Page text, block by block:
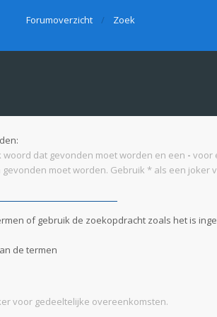
Forumoverzicht Zoek
woord dat gevonden moet worden en een - voor
moet worden. Gebruik * als een joker
of gebruik de zoekopdracht zoals het is
de termen
voor gedeeltelijke overeenkomsten.